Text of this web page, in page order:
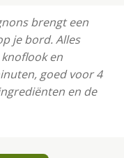
brengt een
je bord. Alles
en
goed voor 4
en de